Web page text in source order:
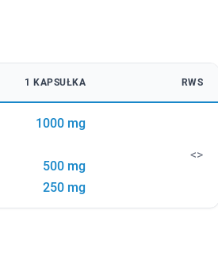
1 KAPSUŁKA RWS
1000 mg
500 mg
250 mg
<>